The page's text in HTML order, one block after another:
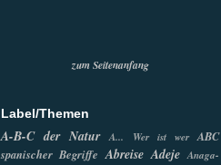
zum Seitenanfang
Label/Themen
A-B-C der Natur A... Wer ist wer ABC
spanischer Begriffe Abreise Adeje Anaga-